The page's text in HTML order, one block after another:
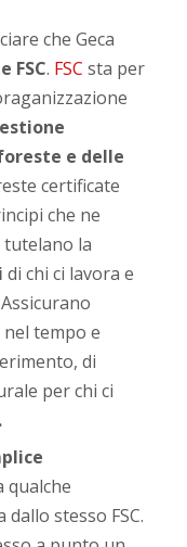
che Geca
FSC. FSC sta per
e delle
certificate
che ne
tutelano la
di chi ci lavora e
tempo e
di
per chi ci
qualche
stesso FSC.